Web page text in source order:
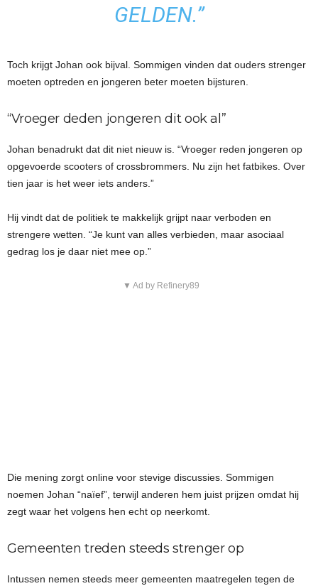
GELDEN.”
Toch krijgt Johan ook bijval. Sommigen vinden dat ouders strenger
moeten optreden en jongeren beter moeten bijsturen.
“Vroeger deden jongeren dit ook al”
Johan benadrukt dat dit niet nieuw is. “Vroeger reden jongeren op
opgevoerde scooters of crossbrommers. Nu zijn het fatbikes. Over
tien jaar is het weer iets anders.”
Hij vindt dat de politiek te makkelijk grijpt naar verboden en
strengere wetten. “Je kunt van alles verbieden, maar asociaal
gedrag los je daar niet mee op.”
▼ Ad by Refinery89
Die mening zorgt online voor stevige discussies. Sommigen
noemen Johan “naïef”, terwijl anderen hem juist prijzen omdat hij
zegt waar het volgens hen echt op neerkomt.
Gemeenten treden steeds strenger op
Intussen nemen steeds meer gemeenten maatregelen tegen de